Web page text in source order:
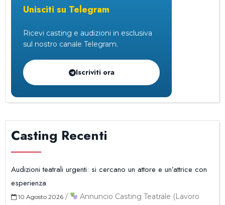
Unisciti su Telegram
Ricevi casting e audizioni in esclusiva
sul nostro canale Telegram.
Iscriviti ora
Casting Recenti
Audizioni teatrali urgenti: si cercano un attore e un’attrice con
esperienza
10 Agosto 2026 /
Annuncio Casting Teatrale (Lavoro